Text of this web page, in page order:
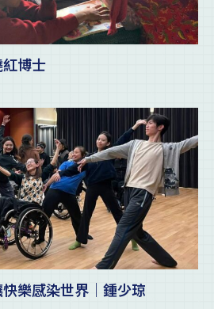
博士
樂感染世界｜鍾少琼